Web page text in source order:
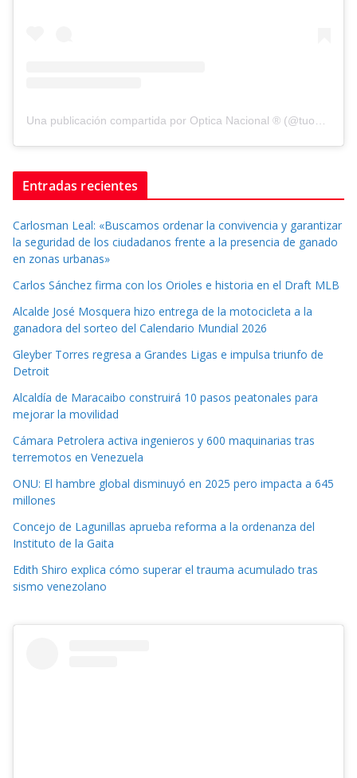
Una publicación compartida por Optica Nacional ® (@tuopticanacional)
Entradas recientes
Carlosman Leal: «Buscamos ordenar la convivencia y garantizar
la seguridad de los ciudadanos frente a la presencia de ganado
en zonas urbanas»
Carlos Sánchez firma con los Orioles e historia en el Draft MLB
Alcalde José Mosquera hizo entrega de la motocicleta a la
ganadora del sorteo del Calendario Mundial 2026
Gleyber Torres regresa a Grandes Ligas e impulsa triunfo de
Detroit
Alcaldía de Maracaibo construirá 10 pasos peatonales para
mejorar la movilidad
Cámara Petrolera activa ingenieros y 600 maquinarias tras
terremotos en Venezuela
ONU: El hambre global disminuyó en 2025 pero impacta a 645
millones
Concejo de Lagunillas aprueba reforma a la ordenanza del
Instituto de la Gaita
Edith Shiro explica cómo superar el trauma acumulado tras
sismo venezolano